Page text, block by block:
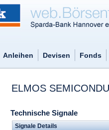
Anleihen Devisen Fonds
ELMOS
Technische Signale
Signale Details